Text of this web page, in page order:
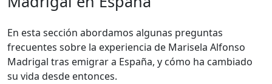
En esta sección abordamos algunas preguntas
frecuentes sobre la experiencia de Marisela Alfonso
Madrigal tras emigrar a España, y cómo ha cambiado
su vida desde entonces.